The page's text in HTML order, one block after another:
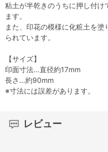
粘土が半乾きのうちに押し付け
ます。
また、印花の模様に化粧土を
られています。
【サイズ】
印面寸法…直径約17mm
長さ…約90mm
※寸法には誤差があります。
レビュー